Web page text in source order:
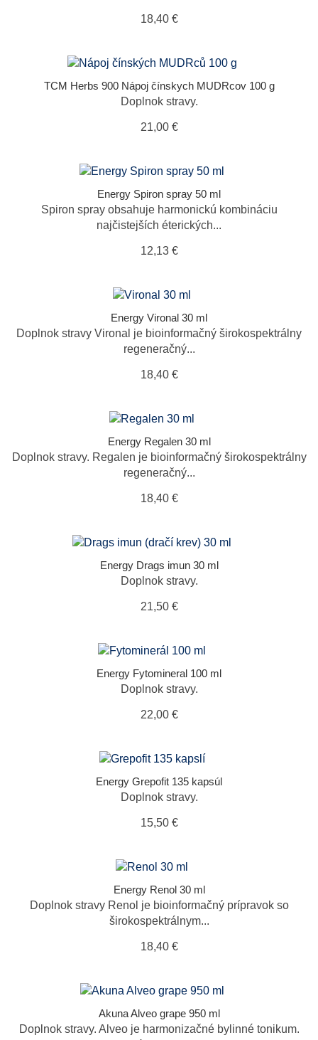
18,40 €
TCM Herbs 900 Nápoj čínskych MUDRcov 100 g
Doplnok stravy.
21,00 €
Energy Spiron spray 50 ml
Spiron spray obsahuje harmonickú kombináciu
najčistejších éterických...
12,13 €
Energy Vironal 30 ml
Doplnok stravy Vironal je bioinformačný širokospektrálny
regeneračný...
18,40 €
Energy Regalen 30 ml
Doplnok stravy. Regalen je bioinformačný širokospektrálny
regeneračný...
18,40 €
Energy Drags imun 30 ml
Doplnok stravy.
21,50 €
Energy Fytomineral 100 ml
Doplnok stravy.
22,00 €
Energy Grepofit 135 kapsúl
Doplnok stravy.
15,50 €
Energy Renol 30 ml
Doplnok stravy Renol je bioinformačný prípravok so
širokospektrálnym...
18,40 €
Akuna Alveo grape 950 ml
Doplnok stravy. Alveo je harmonizačné bylinné tonikum.